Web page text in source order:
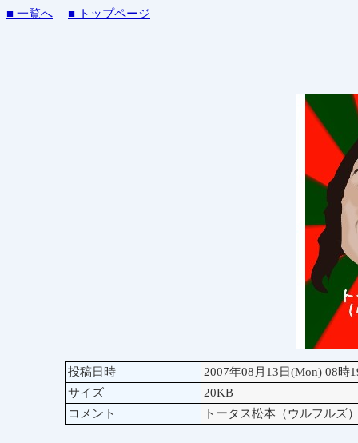
■ 一覧へ ■ トップページ
投稿日時
2007年08月13日(Mon) 08時
サイズ
20KB
コメント
トータス松本（ウルフルズ